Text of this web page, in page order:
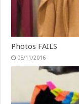
Photos FAILS
05/11/2016